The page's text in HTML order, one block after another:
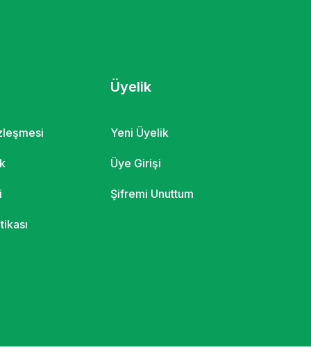
Üyelik
Yeni Üyelik
Üye Girişi
Şifremi Unuttum